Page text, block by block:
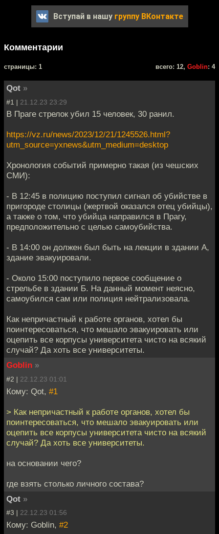
Вступай в нашу группу ВКонтакте
Комментарии
cтраницы: 1 всего: 12, Goblin: 4
Qot »
#1 | 21.12.23 23:29
В Праге стрелок убил 15 человек, 30 ранил.
https://vz.ru/news/2023/12/21/1245526.html?
utm_source=yxnews&utm_medium=desktop
Хронология событий примерно такая (из чешских
СМИ):
- В 12:45 в полицию поступил сигнал об убийстве в
пригороде столицы (жертвой оказался отец убийцы),
а также о том, что убийца направился в Прагу,
предположительно с целью самоубийства.
- В 14:00 он должен был быть на лекции в здании А,
здание эвакуировали.
- Около 15:00 поступило первое сообщение о
стрельбе в здании Б. На данный момент неясно,
самоубился сам или полиция нейтрализовала.
Как непричастный к работе органов, хотел бы
поинтересоваться, что мешало эвакуировать или
оцепить все корпусы университета чисто на всякий
случай? Да хоть все университеты.
Goblin »
#2 | 22.12.23 01:01
Кому: Qot, #1
> Как непричастный к работе органов, хотел бы
поинтересоваться, что мешало эвакуировать или
оцепить все корпусы университета чисто на всякий
случай? Да хоть все университеты.
на основании чего?
где взять столько личного состава?
Qot »
#3 | 22.12.23 01:56
Кому: Goblin, #2